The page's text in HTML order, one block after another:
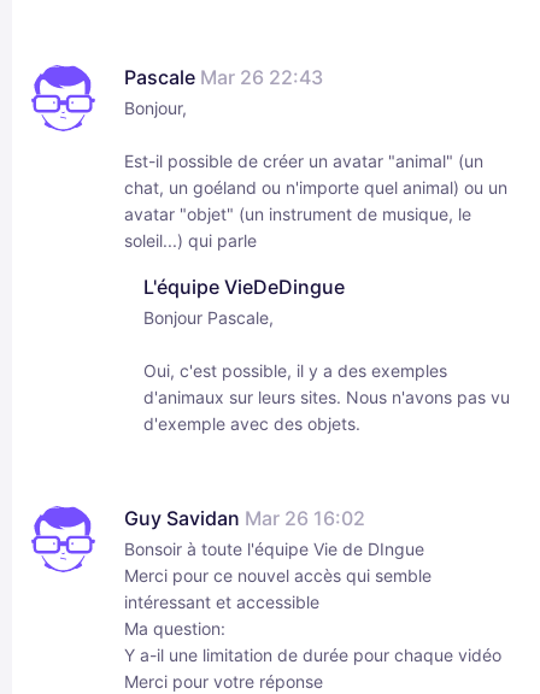
Pascale Mar 26 22:43
Bonjour,
Est-il possible de créer un avatar "animal" (un
chat, un goéland ou n'importe quel animal) ou un
avatar "objet" (un instrument de musique, le
soleil...) qui parle
L'équipe VieDeDingue
Bonjour Pascale,
Oui, c'est possible, il y a des exemples
d'animaux sur leurs sites. Nous n'avons pas vu
d'exemple avec des objets.
Guy Savidan Mar 26 16:02
Bonsoir à toute l'équipe Vie de DIngue
Merci pour ce nouvel accès qui semble
intéressant et accessible
Ma question:
Y a-il une limitation de durée pour chaque vidéo
Merci pour votre réponse